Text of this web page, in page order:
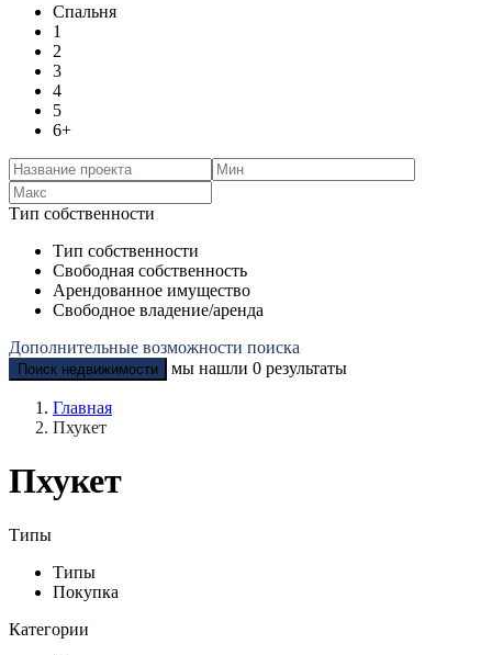
Спальня
1
2
3
4
5
6+
Тип собственности
Тип собственности
Свободная собственность
Арендованное имущество
Свободное владение/аренда
Дополнительные возможности поиска
Поиск недвижимости мы нашли 0 результаты
Главная
Пхукет
Пхукет
Типы
Типы
Покупка
Категории